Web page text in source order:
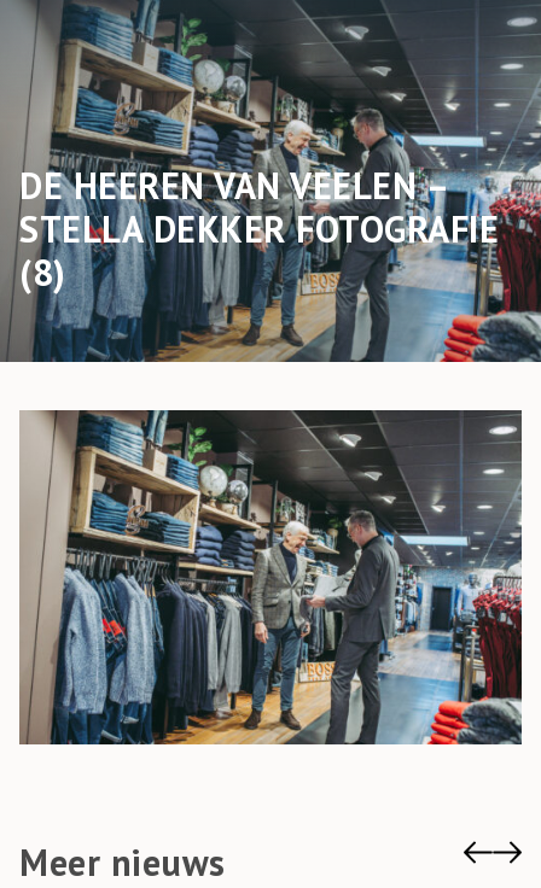
DE HEEREN VAN VEELEN –
STELLA DEKKER FOTOGRAFIE
(8)
Meer nieuws